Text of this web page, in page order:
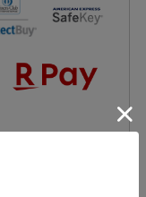
ただけます。